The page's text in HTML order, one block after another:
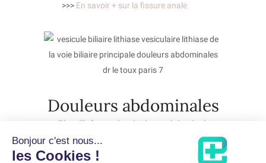
>>> En savoir + sur la fissure anale
Douleurs abdominales
Plus d’infos sur les douleurs abdominales
PRENDRE RDV